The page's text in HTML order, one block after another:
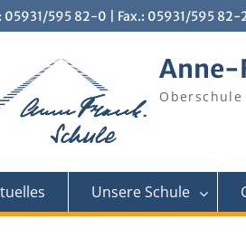
05931/595 82-0 | Fax.: 05931/595 82-
Anne-
Unsere Schule